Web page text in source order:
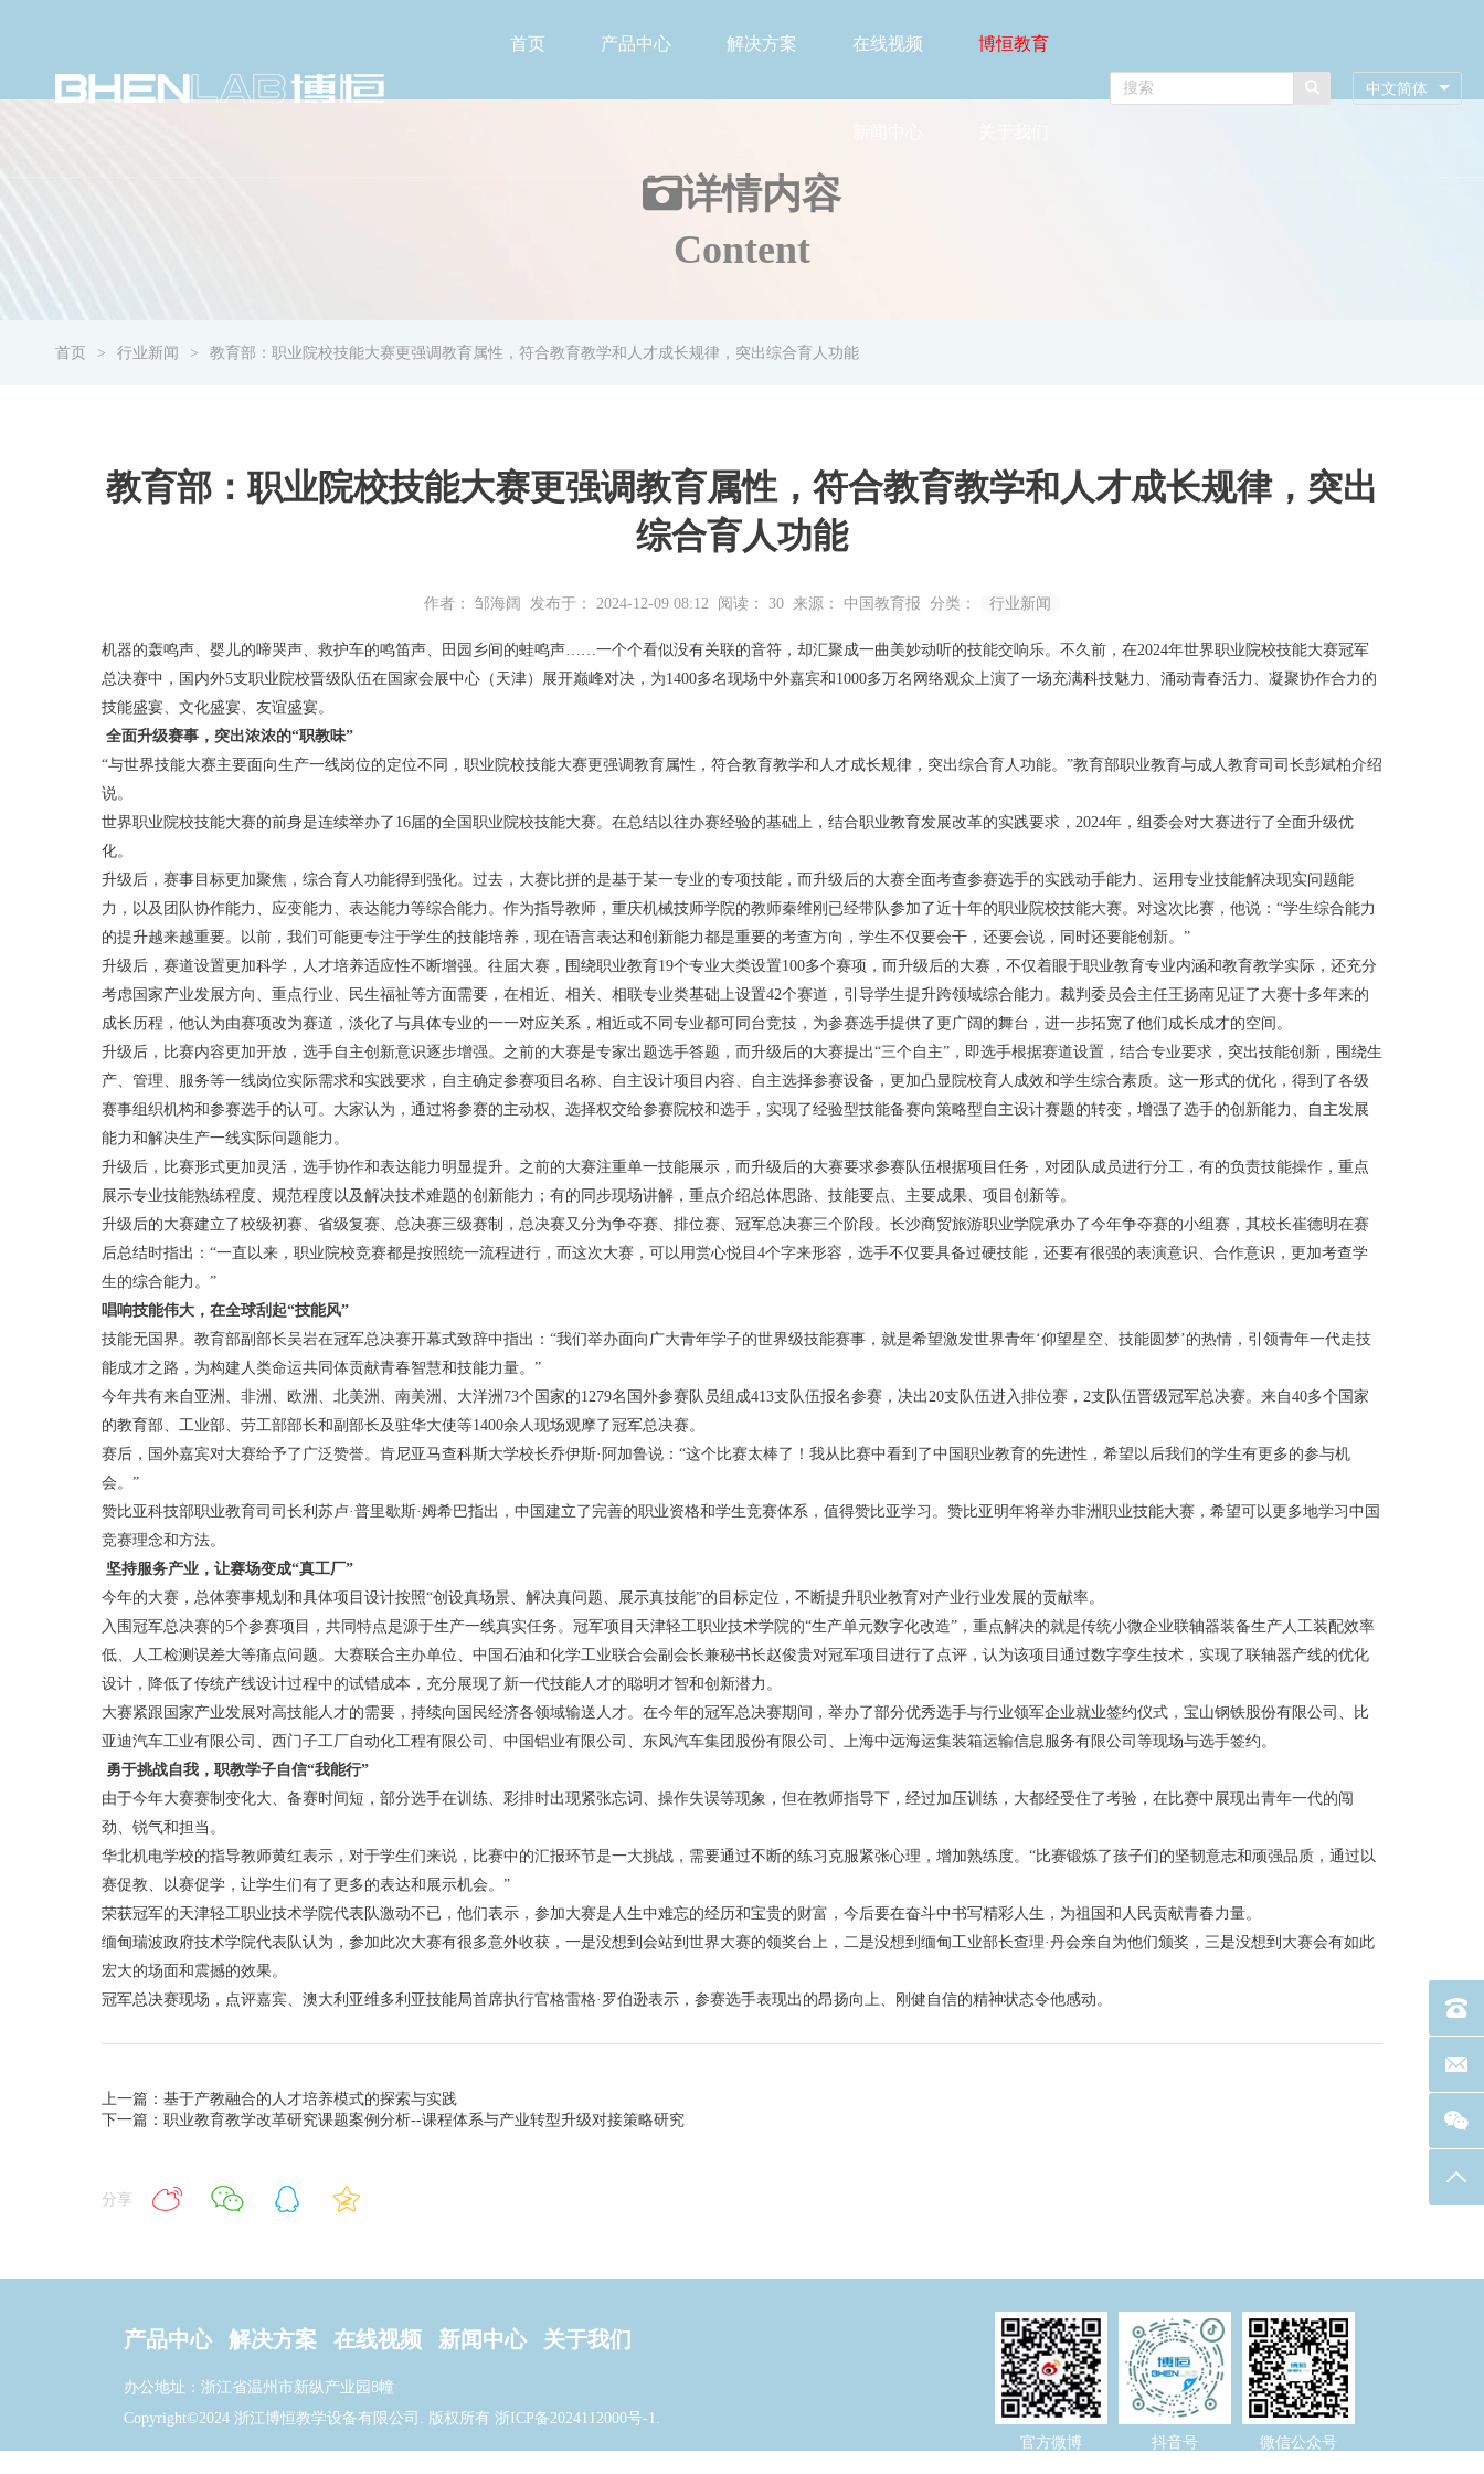
首页 产品中心 解决方案 在线视频 博恒教育
中文简体
详情内容
Content
首页 行业新闻 教育部：职业院校技能大赛更强调教育属性，符合教育教学和人才成长规律，突出综合育人功能
教育部：职业院校技能大赛更强调教育属性，符合教育教学和人才成长规律，突出
综合育人功能
作者： 邹海阔 发布于： 2024-12-09 08:12 阅读： 30 来源： 中国教育报 分类： 行业新闻
机器的轰鸣声、婴儿的啼哭声、救护车的鸣笛声、田园乡间的蛙鸣声……一个个看似没有关联的音符，却汇聚成一曲美妙动听的技能交响乐。不久前，在2024年世界职业院校技能大赛冠军
总决赛中，国内外5支职业院校晋级队伍在国家会展中心（天津）展开巅峰对决，为1400多名现场中外嘉宾和1000多万名网络观众上演了一场充满科技魅力、涌动青春活力、凝聚协作合力的
技能盛宴、文化盛宴、友谊盛宴。
全面升级赛事，突出浓浓的“职教味”
“与世界技能大赛主要面向生产一线岗位的定位不同，职业院校技能大赛更强调教育属性，符合教育教学和人才成长规律，突出综合育人功能。”教育部职业教育与成人教育司司长彭斌柏介绍
说。
世界职业院校技能大赛的前身是连续举办了16届的全国职业院校技能大赛。在总结以往办赛经验的基础上，结合职业教育发展改革的实践要求，2024年，组委会对大赛进行了全面升级优
化。
升级后，赛事目标更加聚焦，综合育人功能得到强化。过去，大赛比拼的是基于某一专业的专项技能， 而升级后的大赛全面考查参赛选手的实践动手能力、运用专业技能解决现实问题能
力，以及团队协作能力、应变能力、表达能力等综合能力 。作为指导教师，重庆机械技师学院的教师秦维刚已经带队参加了近十年的职业院校技能大赛。对这次比赛，他说：“学生综合能力
的提升越来越重要。以前，我们可能更专注于学生的技能培养，现在语言表达和创新能力都是重要的考查方向，学生不仅要会干，还要会说，同时还要能创新。”
升级后，赛道设置更加科学，人才培养适应性不断增强。往届大赛，围绕职业教育19个专业大类设置100多个赛项， 而升级后的大赛，不仅着眼于职业教育专业内涵和教育教学实际，还充分
考虑国家产业发展方向、重点行业、民生福祉等方面需要，在相近、相关、相联专业类基础上设置42个赛道，引导学生提升跨领域综合能力 。裁判委员会主任王扬南见证了大赛十多年来的
成长历程，他认为由赛项改为赛道，淡化了与具体专业的一一对应关系，相近或不同专业都可同台竞技，为参赛选手提供了更广阔的舞台，进一步拓宽了他们成长成才的空间。
升级后，比赛内容更加开放，选手自主创新意识逐步增强。之前的大赛是专家出题选手答题， 而升级后的大赛提出“三个自主”，即选手根据赛道设置，结合专业要求，突出技能创新，围绕生
产、管理、服务等一线岗位实际需求和实践要求，自主确定参赛项目名称、自主设计项目内容、自主选择参赛设备，更加凸显院校育人成效和学生综合素质。这一形式的优化，得到了各级
赛事组织机构和参赛选手的认可。大家认为，通过将参赛的主动权、选择权交给参赛院校和选手，实现了经验型技能备赛向策略型自主设计赛题的转变，增强了选手的创新能力、自主发展
能力和解决生产一线实际问题能力。
升级后，比赛形式更加灵活，选手协作和表达能力明显提升。之前的大赛注重单一技能展示， 而升级后的大赛要求参赛队伍根据项目任务，对团队成员进行分工，有的负责技能操作，重点
展示专业技能熟练程度、规范程度以及解决技术难题的创新能力；有的同步现场讲解，重点介绍总体思路、技能要点、主要成果、项目创新等。
升级后的大赛建立了校级初赛、省级复赛、总决赛三级赛制，总决赛又分为争夺赛、排位赛、冠军总决赛三个阶段。长沙商贸旅游职业学院承办了今年争夺赛的小组赛，其校长崔德明在赛
后总结时指出：“一直以来，职业院校竞赛都是按照统一流程进行，而这次大赛，可以用赏心悦目4个字来形容，选手不仅要具备过硬技能，还要有很强的表演意识、合作意识，更加考查学
生的综合能力。”
唱响技能伟大，在全球刮起“技能风”
技能无国界。 教育部副部长吴岩在冠军总决赛开幕式致辞中指出：“我们举办面向广大青年学子的世界级技能赛事，就是希望激发世界青年‘仰望星空、技能圆梦’的热情，引领青年一代走技
能成才之路，为构建人类命运共同体贡献青春智慧和技能力量。”
今年共有来自亚洲、非洲、欧洲、北美洲、南美洲、大洋洲73个国家的1279名国外参赛队员组成413支队伍报名参赛，决出20支队伍进入排位赛，2支队伍晋级冠军总决赛。来自40多个国家
的教育部、工业部、劳工部部长和副部长及驻华大使等1400余人现场观摩了冠军总决赛。
赛后，国外嘉宾对大赛给予了广泛赞誉。肯尼亚马查科斯大学校长乔伊斯·阿加鲁说：“这个比赛太棒了！我从比赛中看到了中国职业教育的先进性，希望以后我们的学生有更多的参与机
会。”
赞比亚科技部职业教育司司长利苏卢·普里歇斯·姆希巴指出，中国建立了完善的职业资格和学生竞赛体系，值得赞比亚学习。赞比亚明年将举办非洲职业技能大赛，希望可以更多地学习中国
竞赛理念和方法。
坚持服务产业，让赛场变成“真工厂”
今年的大赛，总体赛事规划和具体项目设计按照“创设真场景、解决真问题、展示真技能”的目标定位，不断提升职业教育对产业行业发展的贡献率。
入围冠军总决赛的5个参赛项目，共同特点是源于生产一线真实任务。冠军项目天津轻工职业技术学院的“生产单元数字化改造”，重点解决的就是传统小微企业联轴器装备生产人工装配效率
低、人工检测误差大等痛点问题。大赛联合主办单位、中国石油和化学工业联合会副会长兼秘书长赵俊贵对冠军项目进行了点评，认为该项目通过数字孪生技术，实现了联轴器产线的优化
设计，降低了传统产线设计过程中的试错成本，充分展现了新一代技能人才的聪明才智和创新潜力。
大赛紧跟国家产业发展对高技能人才的需要，持续向国民经济各领域输送人才。在今年的冠军总决赛期间，举办了部分优秀选手与行业领军企业就业签约仪式，宝山钢铁股份有限公司、比
亚迪汽车工业有限公司、西门子工厂自动化工程有限公司、中国铝业有限公司、东风汽车集团股份有限公司、上海中远海运集装箱运输信息服务有限公司等现场与选手签约。
勇于挑战自我，职教学子自信“我能行”
由于今年大赛赛制变化大、备赛时间短，部分选手在训练、彩排时出现紧张忘词、操作失误等现象，但在教师指导下，经过加压训练，大都经受住了考验，在比赛中展现出青年一代的闯
劲、锐气和担当。
华北机电学校的指导教师黄红表示，对于学生们来说，比赛中的汇报环节是一大挑战，需要通过不断的练习克服紧张心理，增加熟练度。“比赛锻炼了孩子们的坚韧意志和顽强品质，通过以
赛促教、以赛促学，让学生们有了更多的表达和展示机会。”
荣获冠军的天津轻工职业技术学院代表队激动不已，他们表示，参加大赛是人生中难忘的经历和宝贵的财富，今后要在奋斗中书写精彩人生，为祖国和人民贡献青春力量。
缅甸瑞波政府技术学院代表队认为，参加此次大赛有很多意外收获，一是没想到会站到世界大赛的领奖台上，二是没想到缅甸工业部长查理·丹会亲自为他们颁奖，三是没想到大赛会有如此
宏大的场面和震撼的效果。
冠军总决赛现场，点评嘉宾、澳大利亚维多利亚技能局首席执行官格雷格·罗伯逊表示，参赛选手表现出的昂扬向上、刚健自信的精神状态令他感动。
上一篇：基于产教融合的人才培养模式的探索与实践
下一篇：职业教育教学改革研究课题案例分析--课程体系与产业转型升级对接策略研究
分享
产品中心 解决方案 在线视频 新闻中心 关于我们
办公地址：浙江省温州市新纵产业园8幢
Copyright©2024 浙江博恒教学设备有限公司. 版权所有 浙ICP备2024112000号-1
官方微博
抖音号 微信公众号
电话
联系
返回